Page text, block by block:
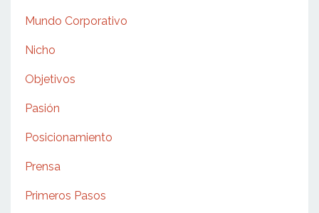
Mundo Corporativo
Nicho
Objetivos
Pasión
Posicionamiento
Prensa
Primeros Pasos